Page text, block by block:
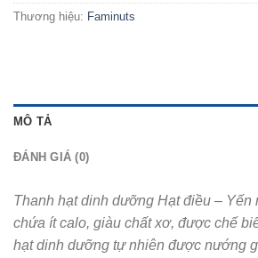
Thương hiệu: Faminuts
MÔ TẢ
ĐÁNH GIÁ (0)
Thanh hạt dinh dưỡng Hạt điều – Yến
chứa ít calo, giàu chất xơ, được chế
hạt dinh dưỡng tự nhiên được nướng